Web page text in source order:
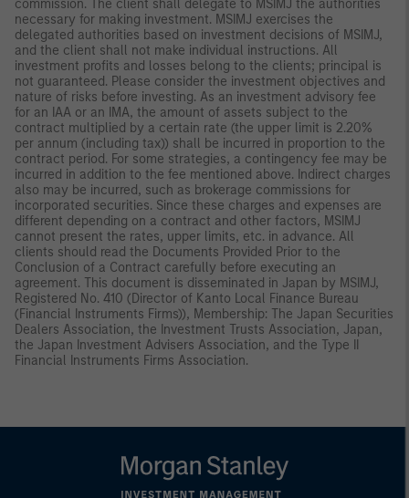
commission. The client shall delegate to MSIMJ the authorities
necessary for making investment. MSIMJ exercises the
delegated authorities based on investment decisions of MSIMJ,
and the client shall not make individual instructions. All
investment profits and losses belong to the clients; principal is
not guaranteed. Please consider the investment objectives and
nature of risks before investing. As an investment advisory fee
for an IAA or an IMA, the amount of assets subject to the
contract multiplied by a certain rate (the upper limit is 2.20%
per annum (including tax)) shall be incurred in proportion to the
contract period. For some strategies, a contingency fee may be
incurred in addition to the fee mentioned above. Indirect charges
also may be incurred, such as brokerage commissions for
incorporated securities. Since these charges and expenses are
different depending on a contract and other factors, MSIMJ
cannot present the rates, upper limits, etc. in advance. All
clients should read the Documents Provided Prior to the
Conclusion of a Contract carefully before executing an
agreement. This document is disseminated in Japan by MSIMJ,
Registered No. 410 (Director of Kanto Local Finance Bureau
(Financial Instruments Firms)), Membership: The Japan Securities
Dealers Association, the Investment Trusts Association, Japan,
the Japan Investment Advisers Association, and the Type II
Financial Instruments Firms Association.